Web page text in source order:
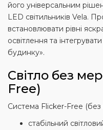
його універсальним
LED світильників Vela.
встановлювати рівні
освітлення та
будинку».
Світло без
Free)
Система Flicker-Free (без
стабільний